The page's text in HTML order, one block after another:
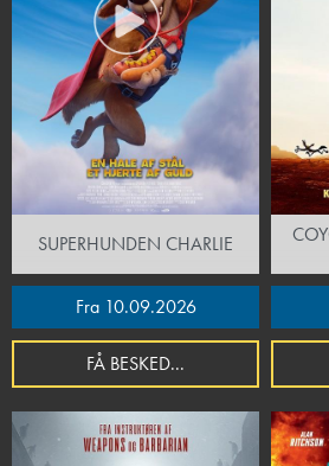
SUPERHUNDEN CHARLIE
Fra 10.09.2026
FÅ BESKED...